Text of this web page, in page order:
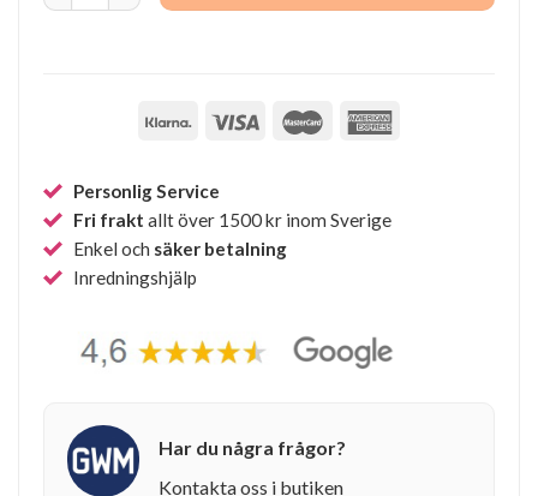
Personlig Service
Fri frakt allt över 1500 kr inom Sverige
Enkel och säker betalning
Inredningshjälp
Har du några frågor?
Kontakta oss i butiken